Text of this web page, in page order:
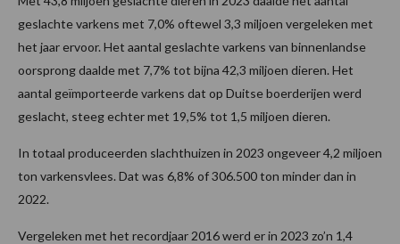
geslachte varkens met 7,0% oftewel 3,3 miljoen vergeleken met
het jaar ervoor. Het aantal geslachte varkens van binnenlandse
oorsprong daalde met 7,7% tot bijna 42,3 miljoen dieren. Het
aantal geïmporteerde varkens dat op Duitse boerderijen werd
geslacht, steeg echter met 19,5% tot 1,5 miljoen dieren.
In totaal produceerden slachthuizen in 2023 ongeveer 4,2 miljoen
ton varkensvlees. Dat was 6,8% of 306.500 ton minder dan in
2022.
Vergeleken met het recordjaar 2016 werd er in 2023 zo’n 1,4